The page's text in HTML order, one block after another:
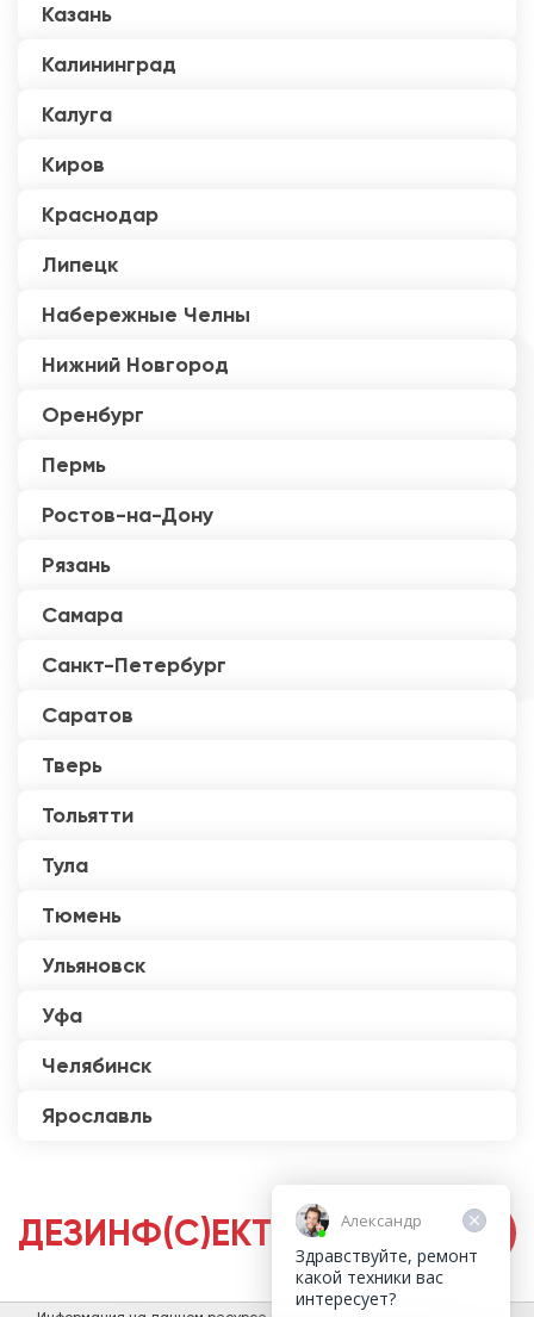
Казань
Калининград
Калуга
Киров
Краснодар
Липецк
Набережные Челны
Нижний Новгород
Оренбург
Пермь
Ростов-на-Дону
Рязань
Самара
Санкт-Петербург
Саратов
Тверь
Тольятти
Тула
Тюмень
Ульяновск
Уфа
Челябинск
Ярославль
ДЕЗИНФ(С)ЕКТОРЫАлександр
Здравствуйте, ремонт
какой техники вас
интересует?